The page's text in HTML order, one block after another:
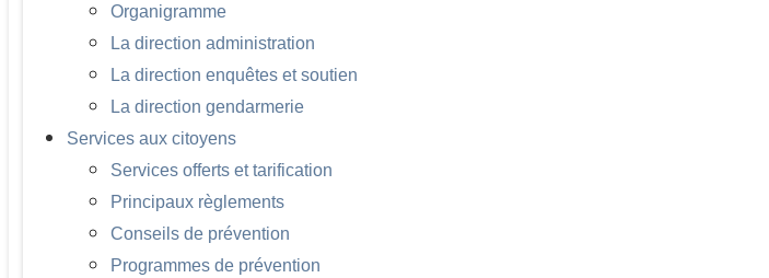
Organigramme
La direction administration
La direction enquêtes et soutien
La direction gendarmerie
Services aux citoyens
Services offerts et tarification
Principaux règlements
Conseils de prévention
Programmes de prévention